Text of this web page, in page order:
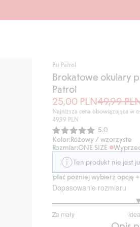
Psi Patrol
Brokatowe okulary
Patrol
25,00 PLN49,99
Najniższa cena obowiązująca w
49,99 PLN
Średnia
5.0
Kolor:Różowy / wzorzyste
Rozmiar:ONE SIZE
Ten produkt nie jest
Kup teraz, a zapłać później wybierz opcję +
Dopasowanie rozmiaru
Za mały
na